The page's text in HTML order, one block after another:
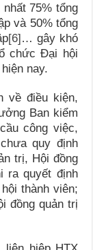
75% tổng
và 50% tổng
[6]… gây khó
chức Đại hội
nay.
về điều kiện,
Ban kiểm
công việc,
quy định
trị, Hội đồng
ra quyết định
thành viên;
đồng quản trị